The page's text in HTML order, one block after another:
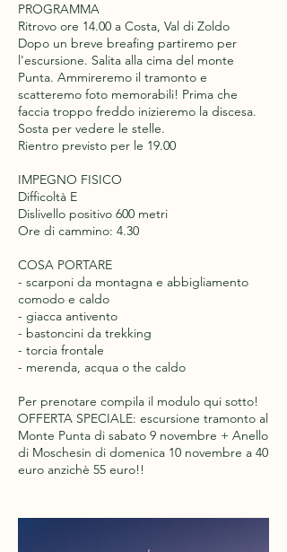
PROGRAMMA
Ritrovo ore 14.00 a Costa, Val di Zoldo
Dopo un breve breafing partiremo per
l'escursione. Salita alla cima del monte
Punta. Ammireremo il tramonto e
scatteremo foto memorabili! Prima che
faccia troppo freddo inizieremo la discesa.
Sosta per vedere le stelle.
Rientro previsto per le 19.00
IMPEGNO FISICO
Difficoltà E
Dislivello positivo 600 metri
Ore di cammino: 4.30
COSA PORTARE
- scarponi da montagna e abbigliamento
comodo e caldo
- giacca antivento
- bastoncini da trekking
- torcia frontale
- merenda, acqua o the caldo
Per prenotare compila il modulo qui sotto!
OFFERTA SPECIALE: escursione tramonto al
Monte Punta di sabato 9 novembre + Anello
di Moschesin di domenica 10 novembre a 40
euro anzichè 55 euro!!